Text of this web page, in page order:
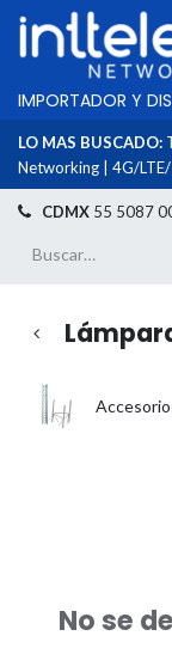
IMPORTADOR Y
LO MAS BUSCADO:
Networking
4G/
CDMX 55 5087
No se